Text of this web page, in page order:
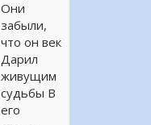
Они
забыли,
что он век
Дарил
живущим
судьбы В
его